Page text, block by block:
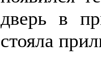
дверь в
стояла